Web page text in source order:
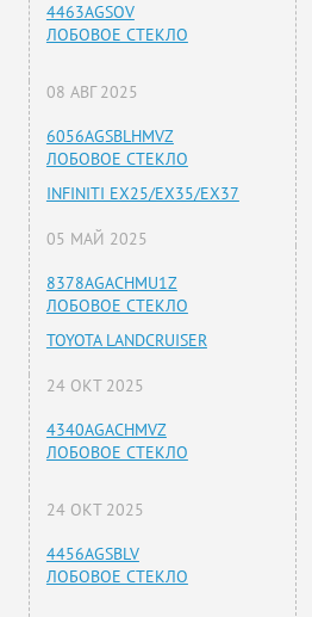
4463AGSOV
ЛОБОВОЕ СТЕКЛО
08 АВГ 2025
6056AGSBLHMVZ
ЛОБОВОЕ СТЕКЛО
INFINITI EX25/EX35/EX37
05 МАЙ 2025
8378AGACHMU1Z
ЛОБОВОЕ СТЕКЛО
TOYOTA LANDCRUISER
24 ОКТ 2025
4340AGACHMVZ
ЛОБОВОЕ СТЕКЛО
24 ОКТ 2025
4456AGSBLV
ЛОБОВОЕ СТЕКЛО